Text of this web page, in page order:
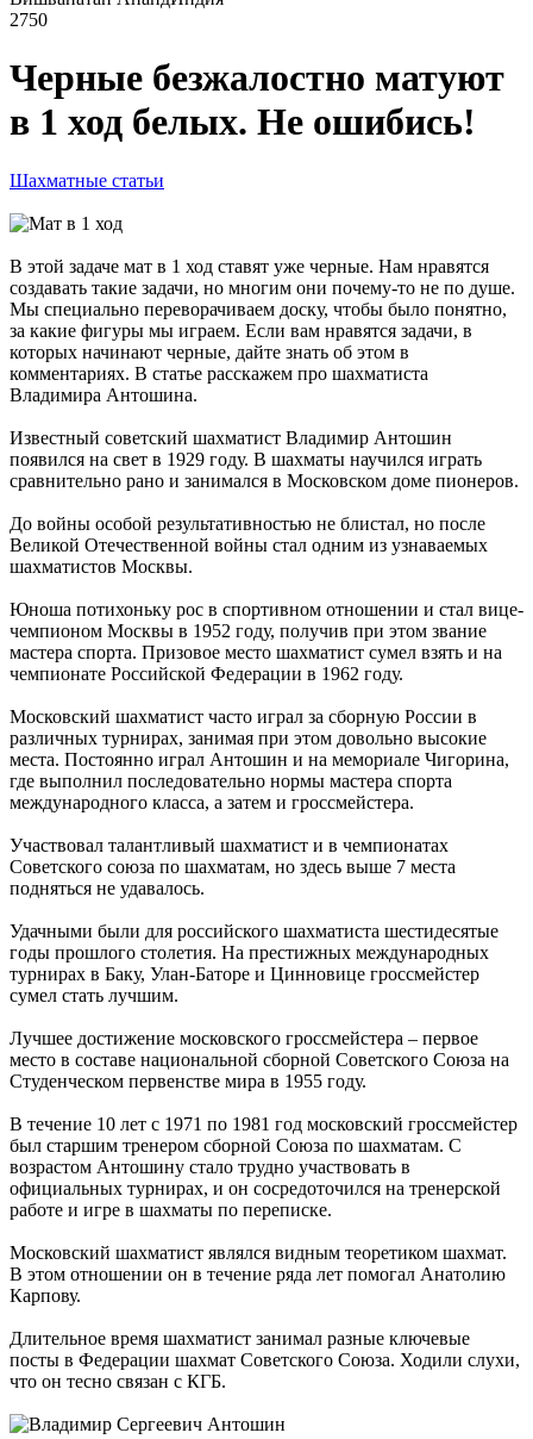
2750
Черные безжалостно матуют
в 1 ход белых. Не ошибись!
Шахматные статьи
В этой задаче мат в 1 ход ставят уже черные. Нам нравятся
создавать такие задачи, но многим они почему-то не по душе.
Мы специально переворачиваем доску, чтобы было понятно,
за какие фигуры мы играем. Если вам нравятся задачи, в
которых начинают черные, дайте знать об этом в
комментариях. В статье расскажем про шахматиста
Владимира Антошина.
Известный советский шахматист Владимир Антошин
появился на свет в 1929 году. В шахматы научился играть
сравнительно рано и занимался в Московском доме пионеров.
До войны особой результативностью не блистал, но после
Великой Отечественной войны стал одним из узнаваемых
шахматистов Москвы.
Юноша потихоньку рос в спортивном отношении и стал вице-
чемпионом Москвы в 1952 году, получив при этом звание
мастера спорта. Призовое место шахматист сумел взять и на
чемпионате Российской Федерации в 1962 году.
Московский шахматист часто играл за сборную России в
различных турнирах, занимая при этом довольно высокие
места. Постоянно играл Антошин и на мемориале Чигорина,
где выполнил последовательно нормы мастера спорта
международного класса, а затем и гроссмейстера.
Участвовал талантливый шахматист и в чемпионатах
Советского союза по шахматам, но здесь выше 7 места
подняться не удавалось.
Удачными были для российского шахматиста шестидесятые
годы прошлого столетия. На престижных международных
турнирах в Баку, Улан-Баторе и Цинновице гроссмейстер
сумел стать лучшим.
Лучшее достижение московского гроссмейстера – первое
место в составе национальной сборной Советского Союза на
Студенческом первенстве мира в 1955 году.
В течение 10 лет с 1971 по 1981 год московский гроссмейстер
был старшим тренером сборной Союза по шахматам. С
возрастом Антошину стало трудно участвовать в
официальных турнирах, и он сосредоточился на тренерской
работе и игре в шахматы по переписке.
Московский шахматист являлся видным теоретиком шахмат.
В этом отношении он в течение ряда лет помогал Анатолию
Карпову.
Длительное время шахматист занимал разные ключевые
посты в Федерации шахмат Советского Союза. Ходили слухи,
что он тесно связан с КГБ.